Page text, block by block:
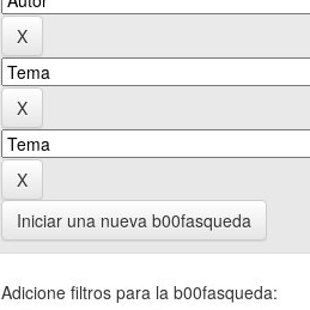
Iniciar una nueva b00fasqueda
Adicione filtros para la b00fasqueda: